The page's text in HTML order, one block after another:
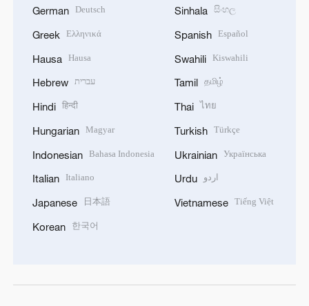
German Deutsch
Greek Ελληνικά
Hausa Hausa
Hebrew עברית
Hindi हिन्दी
Hungarian Magyar
Indonesian Bahasa Indonesia
Italian Italiano
Japanese 日本語
Korean 한국어
Sinhala සිංහල
Spanish Español
Swahili Kiswahili
Tamil தமிழ்
Thai ไทย
Turkish Türkçe
Ukrainian Українська
Urdu اردو
Vietnamese Tiếng Việt